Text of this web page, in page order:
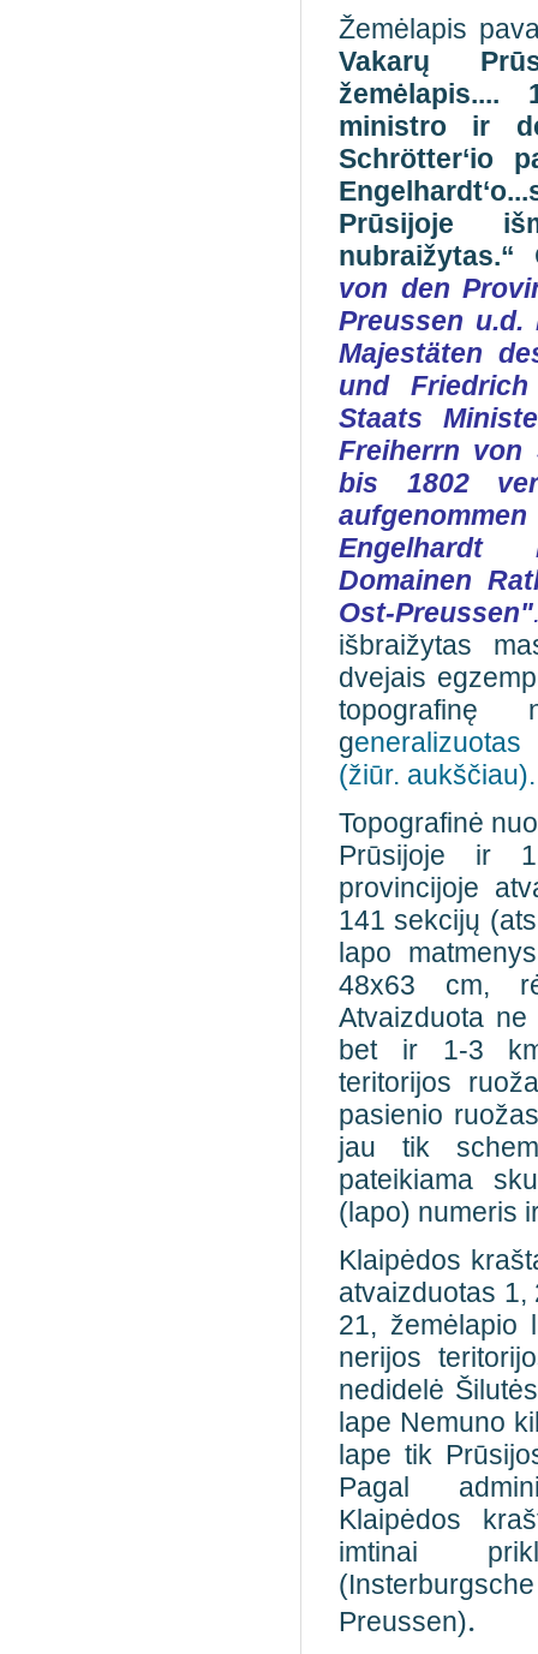
Žemėlapis
Vakarų
ministro ir
Schrötter‘io
Prūsijoje
nubraižytas.“
von den
Preussen
Majestäten
und
Staats
Freiherrn von
bis 1802
Engelhardt
Domainen
Ost-Preussen"
išbraižytas
dvejais
topografinę
g
(žiūr. aukščiau).
Topografinė
Prūsijoje ir
provincijoje
141 sekcijų
lapo
48x63 cm,
Atvaizduota
bet ir 1-3 km
teritorijos
pasienio
jau tik
pateikiama
(lapo) numeris
Klaipėdos
atvaizduotas 1,
21, žemėlapio
nerijos
nedidelė
lape Nemuno
lape tik
Pagal
Klaipėdos
imtinai
Preussen).